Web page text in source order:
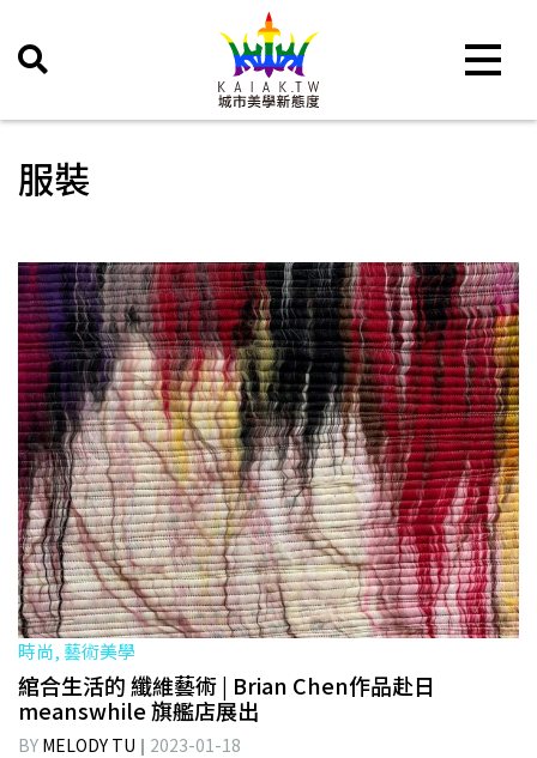
Toggle
服裝
時尚, 藝術美學
綰合生活的 纖維藝術 | Brian Chen作品赴日
meanswhile 旗艦店展出
BY MELODY TU
2023-01-18